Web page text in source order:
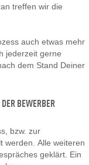
treffen wir die
auch etwas mehr
jederzeit gerne
dem Stand Deiner
BEWERBER
bzw. zur
werden. Alle weiteren
geklärt. Ein